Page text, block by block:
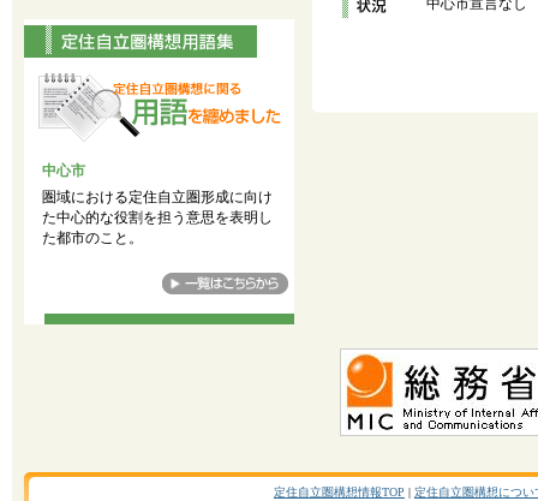
中心市宣言なし
中心市
圏域における定住自立圏形成に向け
た中心的な役割を担う意思を表明し
た都市のこと。
定住自立圏構想情報TOP | 定住自立圏構想につい